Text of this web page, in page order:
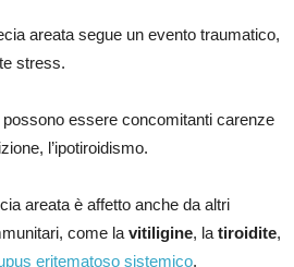
areata segue un evento traumatico,
stress.
essere concomitanti carenze
l’ipotiroidismo.
areata è affetto anche da altri
come la vitiligine, la tiroidite,
eritematoso sistemico.